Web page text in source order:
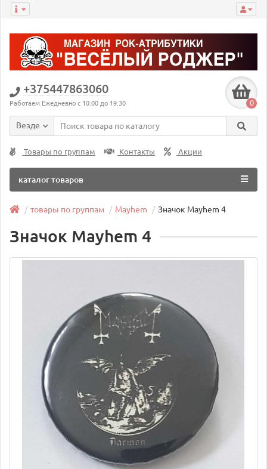
+375447863060
Работаем Ежедневно с 10:00 до 19:30 0
Везде
Товары по группам Контакты Акции
каталог товаров
товары по группам Mayhem Значок Mayhem 4
Значок Mayhem 4